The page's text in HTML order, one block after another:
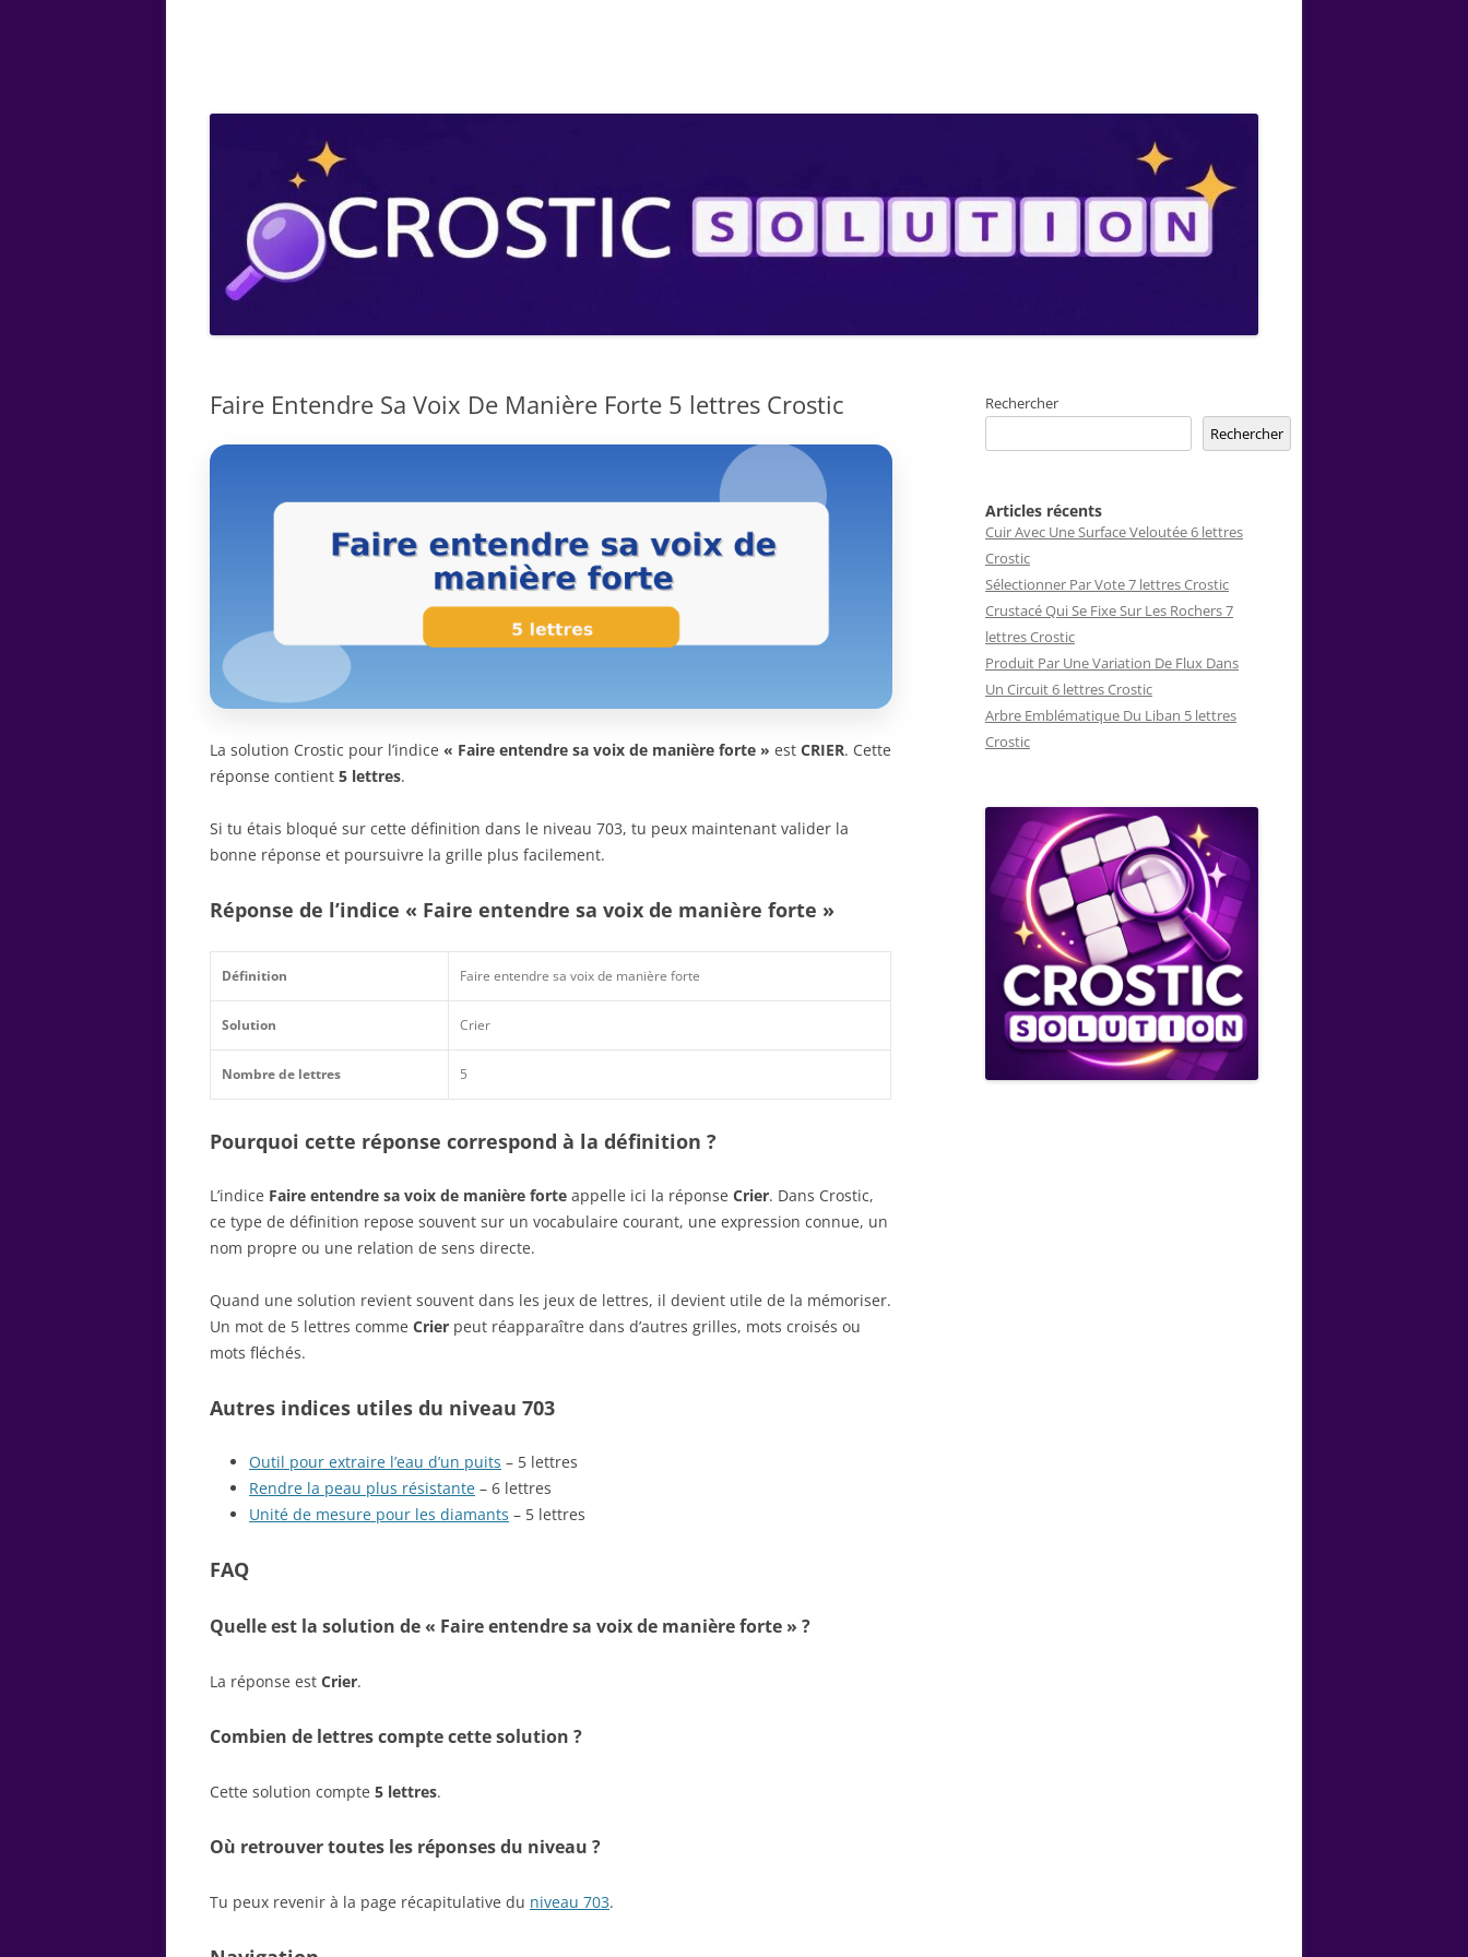
Faire Entendre Sa Voix De Manière Forte 5 lettres Crostic
La solution Crostic pour l’indice « Faire entendre sa voix de manière forte » est CRIER. Cette
réponse contient 5 lettres.
Si tu étais bloqué sur cette définition dans le niveau 703, tu peux maintenant valider la
bonne réponse et poursuivre la grille plus facilement.
Réponse de l’indice « Faire entendre sa voix de manière forte »
Définition Faire entendre sa voix de manière forte
Solution Crier
Nombre de lettres 5
Pourquoi cette réponse correspond à la définition ?
L’indice Faire entendre sa voix de manière forte appelle ici la réponse Crier. Dans Crostic,
ce type de définition repose souvent sur un vocabulaire courant, une expression connue, un
nom propre ou une relation de sens directe.
Quand une solution revient souvent dans les jeux de lettres, il devient utile de la mémoriser.
Un mot de 5 lettres comme Crier peut réapparaître dans d’autres grilles, mots croisés ou
mots fléchés.
Autres indices utiles du niveau 703
Outil pour extraire l’eau d’un puits – 5 lettres
Rendre la peau plus résistante – 6 lettres
Unité de mesure pour les diamants – 5 lettres
FAQ
Quelle est la solution de « Faire entendre sa voix de manière forte » ?
La réponse est Crier.
Combien de lettres compte cette solution ?
Cette solution compte 5 lettres.
Où retrouver toutes les réponses du niveau ?
Tu peux revenir à la page récapitulative du niveau 703.
Rechercher
Rechercher
Articles récents
Cuir Avec Une Surface Veloutée 6 lettres
Crostic
Sélectionner Par Vote 7 lettres Crostic
Crustacé Qui Se Fixe Sur Les Rochers 7
lettres Crostic
Produit Par Une Variation De Flux Dans
Un Circuit 6 lettres Crostic
Arbre Emblématique Du Liban 5 lettres
Crostic